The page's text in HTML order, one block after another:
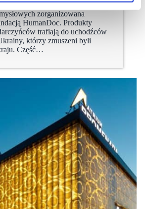
wielka zbiórka artykułów
zorganizowana
HumanDoc. Produkty
trafiają do uchodźców
którzy zmuszeni byli
Część…